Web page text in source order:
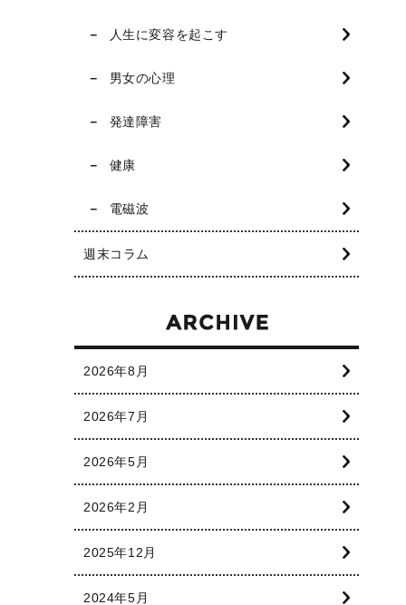
人生に変容を起こす
男女の心理
発達障害
健康
電磁波
週末コラム
2026年8月
2026年7月
2026年5月
2026年2月
2025年12月
2024年5月